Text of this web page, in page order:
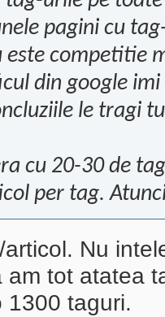
pagini cu
este competitie
din google
le tragi tu
cu 20-30 de
per tag.
Nu
am tot atatea
1300 taguri.